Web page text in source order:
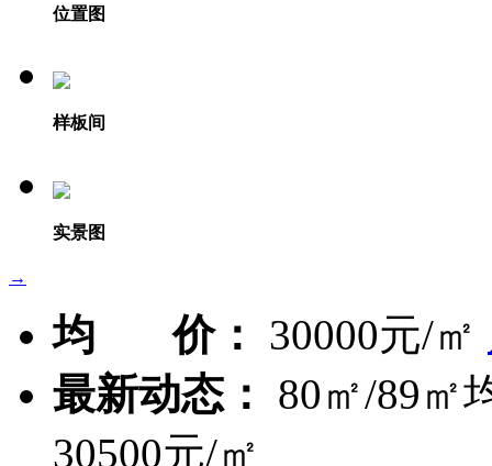
位置图
样板间
实景图
→
均 价： 30000元/㎡
最新动态：
80㎡/89㎡
30500元/㎡